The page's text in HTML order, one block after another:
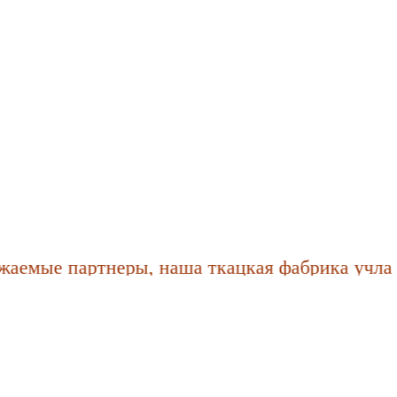
партнеры, наша ткацкая фабрика учла